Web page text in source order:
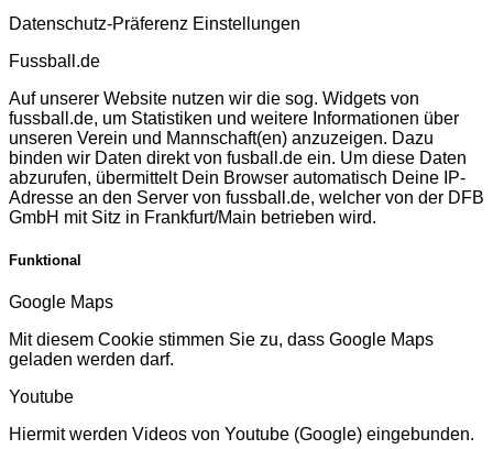
Datenschutz-Präferenz Einstellungen
Fussball.de
Auf unserer Website nutzen wir die sog. Widgets von
fussball.de, um Statistiken und weitere Informationen über
unseren Verein und Mannschaft(en) anzuzeigen. Dazu
binden wir Daten direkt von fusball.de ein. Um diese Daten
abzurufen, übermittelt Dein Browser automatisch Deine IP-
Adresse an den Server von fussball.de, welcher von der DFB
GmbH mit Sitz in Frankfurt/Main betrieben wird.
Funktional
Google Maps
Mit diesem Cookie stimmen Sie zu, dass Google Maps
geladen werden darf.
Youtube
Hiermit werden Videos von Youtube (Google) eingebunden.